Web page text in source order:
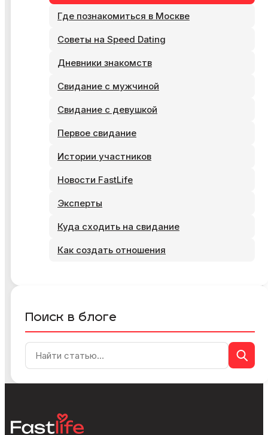
Где познакомиться в Москве
Советы на Speed Dating
Дневники знакомств
Свидание с мужчиной
Свидание с девушкой
Первое свидание
Истории участников
Новости FastLife
Эксперты
Куда сходить на свидание
Как создать отношения
Поиск в блоге